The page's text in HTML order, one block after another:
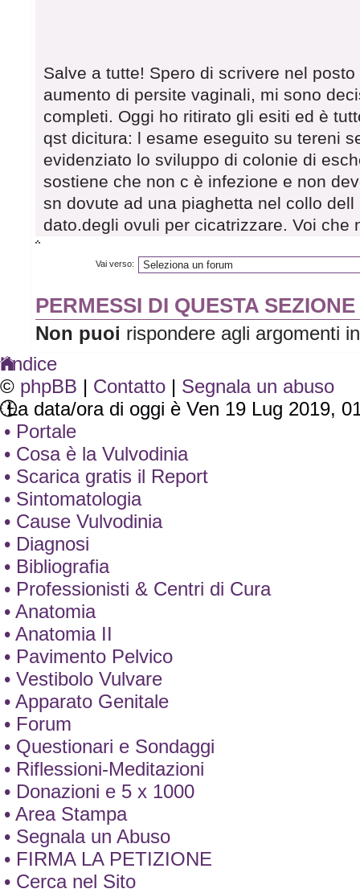
Salve a tutte! Spero di scrivere nel
aumento di persite vaginali, mi sono
completi. Oggi ho ritirato gli esiti ed è
qst dicitura: l esame eseguito su tereni
evidenziato lo sviluppo di colonie di
sostiene che non c è infezione e non
sn dovute ad una piaghetta nel collo
dato.degli ovuli per cicatrizzare. Voi che
Vai verso:
PERMESSI DI QUESTA
Non puoi rispondere agli argomenti
Indice
© phpBB | Contatto | Segnala un abuso
La data/ora di oggi è Ven 19 Lug 2019,
• Portale
• Cosa è la Vulvodinia
• Scarica gratis il Report
• Sintomatologia
• Cause Vulvodinia
• Diagnosi
• Bibliografia
• Professionisti & Centri di Cura
• Anatomia
• Anatomia II
• Pavimento Pelvico
• Vestibolo Vulvare
• Apparato Genitale
• Forum
• Questionari e Sondaggi
• Riflessioni-Meditazioni
• Donazioni e 5 x 1000
• Area Stampa
• Segnala un Abuso
• FIRMA LA PETIZIONE
• Cerca nel Sito